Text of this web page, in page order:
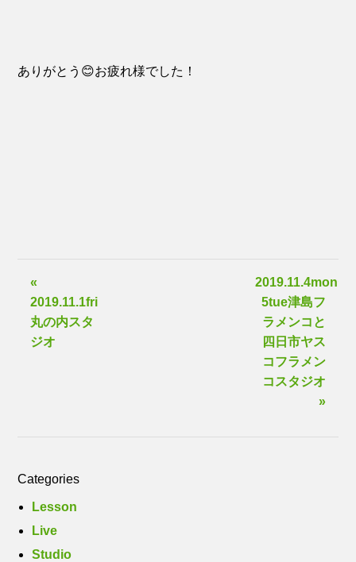
ありがとう😊お疲れ様でした！
«
2019.11.1fri
丸の内スタ
ジオ
2019.11.4mon〜
5tue津島フ
ラメンコと
四日市ヤス
コフラメン
コスタジオ
»
Categories
Lesson
Live
Studio